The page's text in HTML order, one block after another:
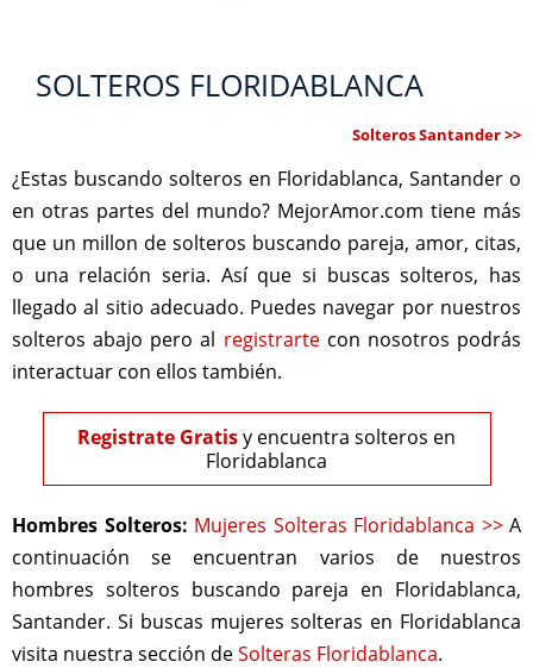
SOLTEROS FLORIDABLANCA
Solteros Santander >>
¿Estas buscando solteros en Floridablanca, Santander o
en otras partes del mundo? MejorAmor.com tiene más
que un millon de solteros buscando pareja, amor, citas,
o una relación seria. Así que si buscas solteros, has
llegado al sitio adecuado. Puedes navegar por nuestros
solteros abajo pero al registrartecon nosotros podrás
interactuar con ellos también.
Registrate Gratisy encuentra solteros en
Floridablanca
Hombres Solteros: Mujeres Solteras Floridablanca >>A
continuación se encuentran varios de nuestros
hombres solteros buscando pareja en Floridablanca,
Santander. Si buscas mujeres solteras en Floridablanca
visita nuestra sección deSolteras Floridablanca.